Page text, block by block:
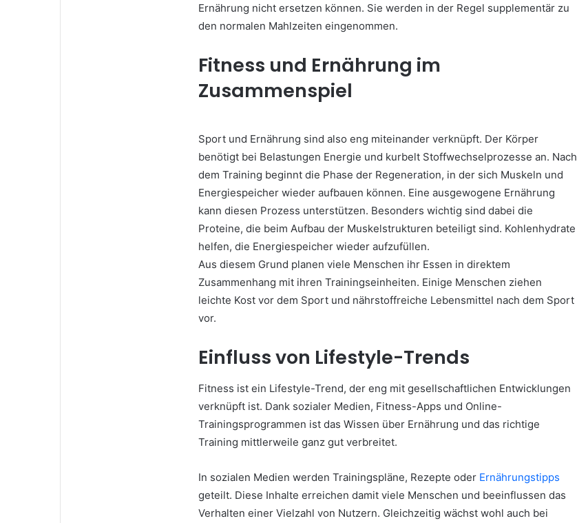
Ernährung nicht ersetzen können. Sie werden in der Regel supplementär zu
den normalen Mahlzeiten eingenommen.
Fitness und Ernährung im
Zusammenspiel
Sport und Ernährung sind also eng miteinander verknüpft. Der Körper
benötigt bei Belastungen Energie und kurbelt Stoffwechselprozesse an. Nach
dem Training beginnt die Phase der Regeneration, in der sich Muskeln und
Energiespeicher wieder aufbauen können. Eine ausgewogene Ernährung
kann diesen Prozess unterstützen. Besonders wichtig sind dabei die
Proteine, die beim Aufbau der Muskelstrukturen beteiligt sind. Kohlenhydrate
helfen, die Energiespeicher wieder aufzufüllen.
Aus diesem Grund planen viele Menschen ihr Essen in direktem
Zusammenhang mit ihren Trainingseinheiten. Einige Menschen ziehen
leichte Kost vor dem Sport und nährstoffreiche Lebensmittel nach dem Sport
vor.
Einfluss von Lifestyle-Trends
Fitness ist ein Lifestyle-Trend, der eng mit gesellschaftlichen Entwicklungen
verknüpft ist. Dank sozialer Medien, Fitness-Apps und Online-
Trainingsprogrammen ist das Wissen über Ernährung und das richtige
Training mittlerweile ganz gut verbreitet.
In sozialen Medien werden Trainingspläne, Rezepte oder Ernährungstipps
geteilt. Diese Inhalte erreichen damit viele Menschen und beeinflussen das
Verhalten einer Vielzahl von Nutzern. Gleichzeitig wächst wohl auch bei